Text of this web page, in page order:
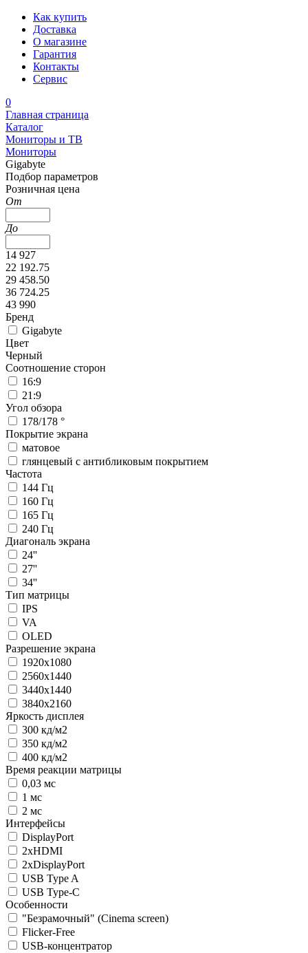
Как купить
Доставка
О магазине
Гарантия
Контакты
Сервис
0
Главная страница
Каталог
Мониторы и ТВ
Мониторы
Gigabyte
Подбор параметров
Розничная цена
От
До
14 927
22 192.75
29 458.50
36 724.25
43 990
Бренд
Gigabyte
Цвет
Черный
Соотношение сторон
16:9
21:9
Угол обзора
178/178 °
Покрытие экрана
матовое
глянцевый с антибликовым покрытием
Частота
144 Гц
160 Гц
165 Гц
240 Гц
Диагональ экрана
24''
27''
34''
Тип матрицы
IPS
VA
OLED
Разрешение экрана
1920х1080
2560x1440
3440x1440
3840x2160
Яркость дисплея
300 кд/м2
350 кд/м2
400 кд/м2
Время реакции матрицы
0,03 мс
1 мс
2 мс
Интерфейсы
DisplayPort
2xHDMI
2хDisplayPort
USB Type A
USB Type-C
Особенности
"Безрамочный" (Сinema screen)
Flicker-Free
USB-концентратор